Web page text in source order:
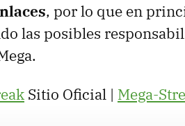
, por lo que en
las posibles
Sitio Oficial | Mega-